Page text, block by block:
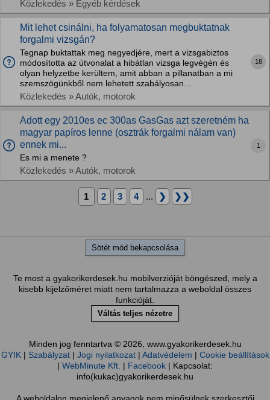
Közlekedés » Egyéb kérdések
Mit lehet csinálni, ha folyamatosan megbuktatnak
forgalmi vizsgán?
Tegnap buktattak meg negyedjére, mert a vizsgabiztos
módosította az útvonalat a hibátlan vizsga legvégén és
olyan helyzetbe kerültem, amit abban a pillanatban a mi
szemszögünkből nem lehetett szabályosan...
Közlekedés » Autók, motorok
18
Adott egy 2010es ec 300as GasGas azt szeretném ha
magyar papíros lenne (osztrák forgalmi nálam van)
ennek mi...
Es mi a menete ?
Közlekedés » Autók, motorok
1
1 2 3 4 ... ❯ ❯❯
Sötét mód bekapcsolása
Te most a gyakorikerdesek.hu mobilverzióját böngészed, mely a
kisebb kijelzőméret miatt nem tartalmazza a weboldal összes
funkcióját.
Váltás teljes nézetre
Minden jog fenntartva © 2026, www.gyakorikerdesek.hu
GYIK| Szabályzat| Jogi nyilatkozat| Adatvédelem | Cookie beállítások
| WebMinute Kft. | Facebook | Kapcsolat:
info(kukac)gyakorikerdesek.hu